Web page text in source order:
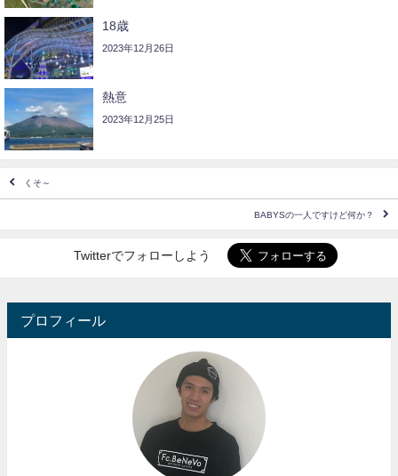
18歳
2023年12月26日
熱意
2023年12月25日
くそ～
BABYSの一人ですけど何か？
Twitterでフォローしよう
プロフィール